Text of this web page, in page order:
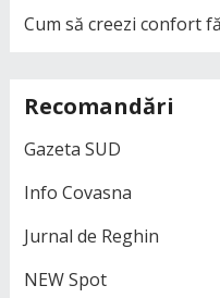
Cum să creezi confort
Recomandări
Gazeta SUD
Info Covasna
Jurnal de Reghin
NEW Spot